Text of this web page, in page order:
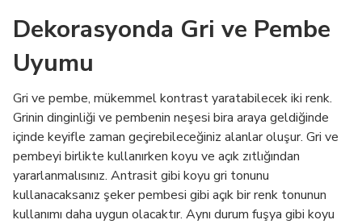
Dekorasyonda Gri ve Pembe
Uyumu
Gri ve pembe, mükemmel kontrast yaratabilecek iki renk.
Grinin dinginliği ve pembenin neşesi bira araya geldiğinde
içinde keyifle zaman geçirebileceğiniz alanlar oluşur. Gri ve
pembeyi birlikte kullanırken koyu ve açık zıtlığından
yararlanmalısınız. Antrasit gibi koyu gri tonunu
kullanacaksanız şeker pembesi gibi açık bir renk tonunun
kullanımı daha uygun olacaktır. Aynı durum fuşya gibi koyu